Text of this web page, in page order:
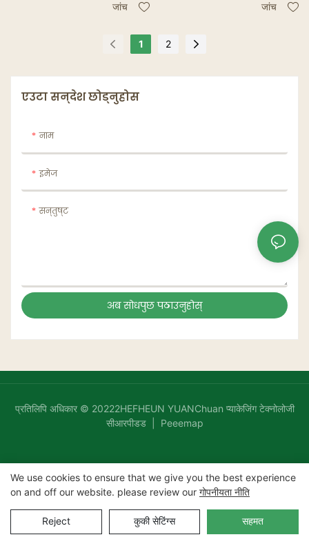
जांच जांच
1 2
एउटा सन्देश छोड्नुहोस
नाम
इमेज
सन्तुष्ट
अब सोधपुछ पठाउनुहोस्
प्रतिलिपि अधिकार © 20222HEFHEUN YUANChuan प्याकेजिंग टेक्नोलोजी
सीआरपीडड |
Peeemap
We use cookies to ensure that we give you the best experience
on and off our website. please review our गोपनीयता नीति
Reject कुकी सेटिंग्स सहमत